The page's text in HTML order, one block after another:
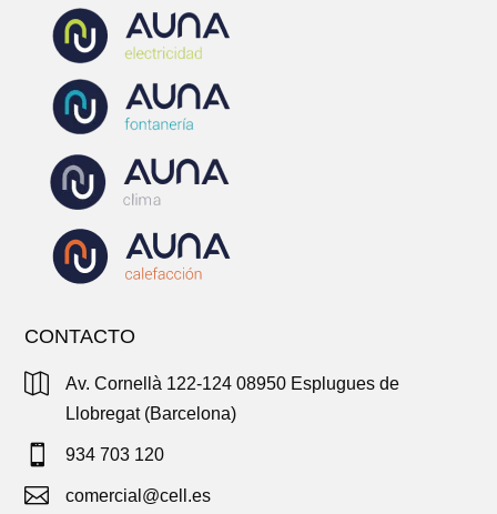
CONTACTO

Av. Cornellà 122-124 08950 Esplugues de
Llobregat (Barcelona)
 934 703 120
 comercial@cell.es